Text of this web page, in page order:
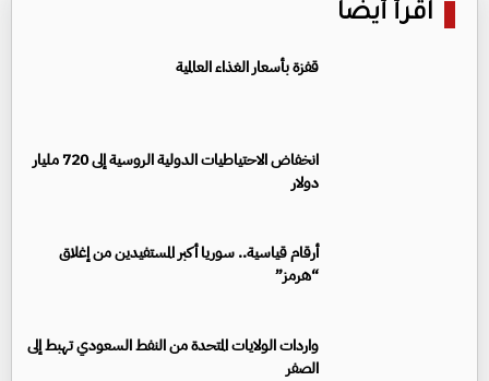
اقرأ أيضا
قفزة بأسعار الغذاء العالمية
انخفاض الاحتياطيات الدولية الروسية إلى 720 مليار
دولار
أرقام قياسية.. سوريا أكبر المستفيدين من إغلاق
“هرمز”
واردات الولايات المتحدة من النفط السعودي تهبط إلى
الصفر